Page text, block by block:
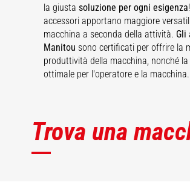
la giustasoluzione per ogni esigenza
accessori apportano maggiore
macchina a seconda della attività. Gli
Manitou sono certificati per offrire la
produttività della macchina, nonché la
ottimale per l'operatore e la macchina.
Trova una